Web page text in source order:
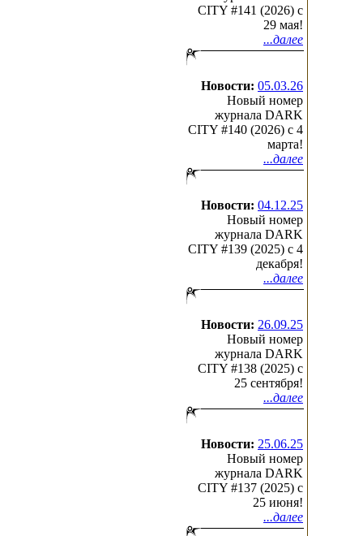
CITY #141 (2026) c
29 мая!
...далее
Новости: 05.03.26
Новый номер
журнала DARK
CITY #140 (2026) c 4
марта!
...далее
Новости: 04.12.25
Новый номер
журнала DARK
CITY #139 (2025) c 4
декабря!
...далее
Новости: 26.09.25
Новый номер
журнала DARK
CITY #138 (2025) c
25 сентября!
...далее
Новости: 25.06.25
Новый номер
журнала DARK
CITY #137 (2025) c
25 июня!
...далее